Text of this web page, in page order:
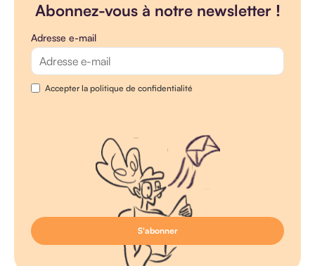
Abonnez-vous à notre newsletter !
Adresse e-mail
Accepter la politique de confidentialité